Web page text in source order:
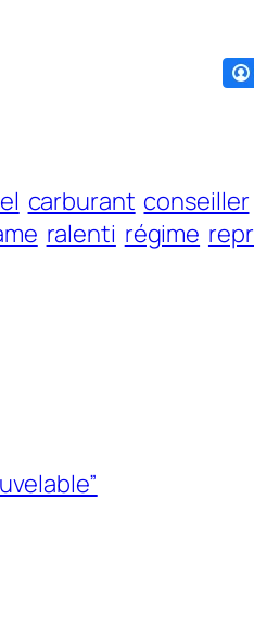
carburant conseiller
ralenti régime